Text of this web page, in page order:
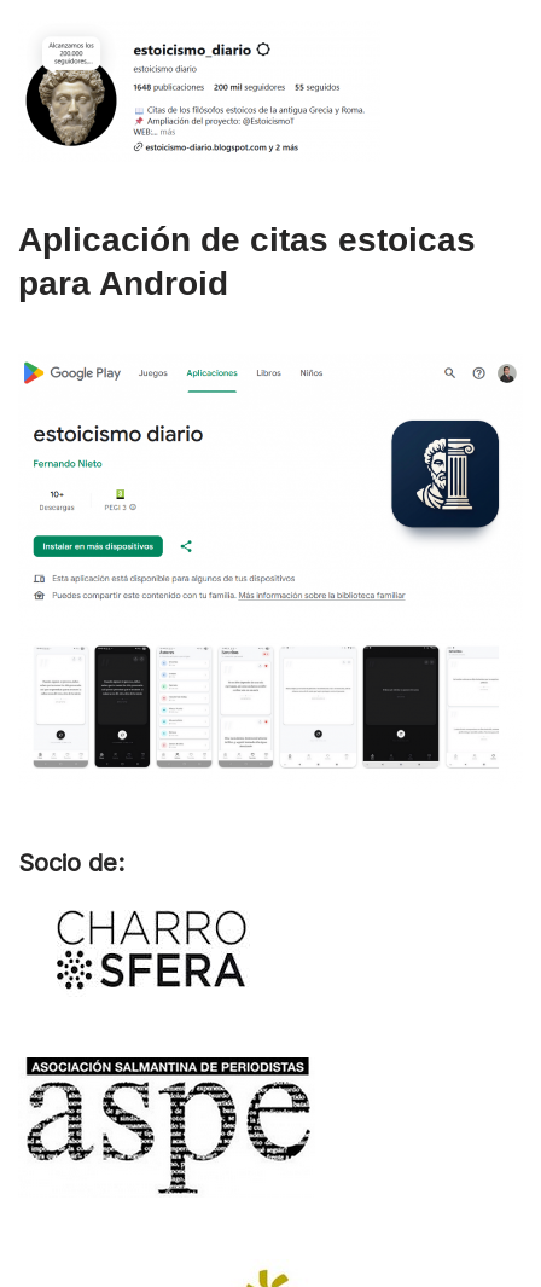
Aplicación de citas estoicas
para Android
Socio de: